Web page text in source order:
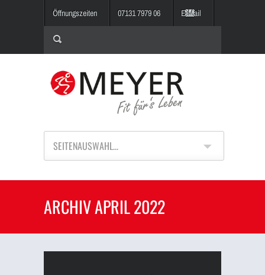
Öffnungszeiten 07131 7979 06 E-Mail
SEITENAUSWAHL...
ARCHIV APRIL 2022